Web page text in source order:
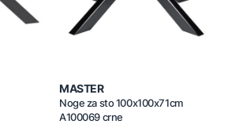
MASTER
Noge za sto 100x100x71cm
A100069 crne